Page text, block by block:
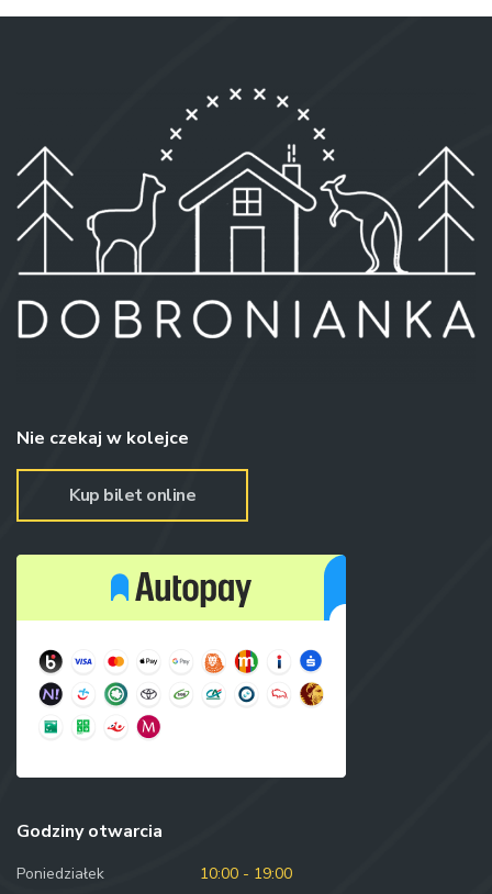
Nie czekaj w kolejce
Kup bilet online
Godziny otwarcia
Poniedziałek
10:00 - 19:00